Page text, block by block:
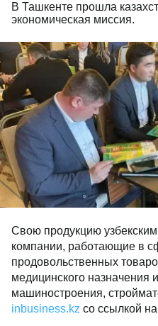
В Ташкенте прошла
экономическая миссия.
Свою продукцию
компании, работающие в
продовольственных
медицинского назначения
машиностроения,
inbusiness.kz со ссылкой